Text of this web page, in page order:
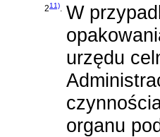
211). W
urzędu
organu